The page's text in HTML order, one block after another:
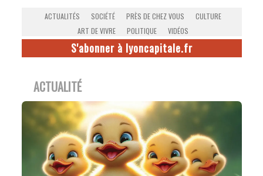
ACTUALITÉS SOCIÉTÉ PRÈS DE CHEZ VOUS
CULTURE
ART DE VIVRE
POLITIQUE VIDÉOS
S'abonner à lyoncapitale.fr
ACTUALITÉ